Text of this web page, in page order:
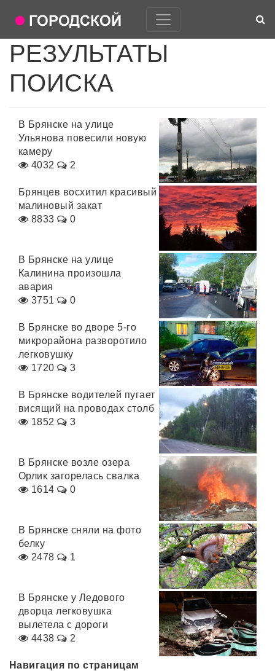
РЕЗУЛЬТАТЫ
ПОИСКА
В Брянске на улице
Ульянова повесили новую
камеру
4032
2
Брянцев восхитил красивый
малиновый закат
8833
0
В Брянске на улице
Калинина произошла
авария
3751
0
В Брянске во дворе 5-го
микрорайона разворотило
легковушку
1720
3
В Брянске водителей пугает
висящий на проводах столб
1852
3
В Брянске возле озера
Орлик загорелась свалка
1614
0
В Брянске сняли на фото
белку
2478
1
В Брянске у Ледового
дворца легковушка
вылетела с дороги
4438
2
Навигация по страницам